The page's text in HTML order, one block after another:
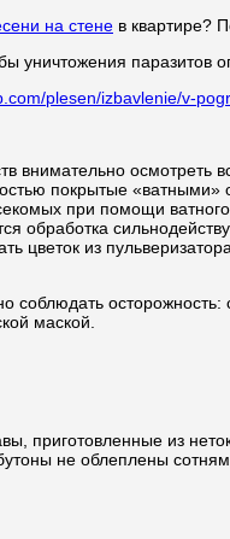
на стене в квартире?
уничтожения паразитов
plesen/izbavlenie/v-
внимательно осмотреть
покрытые
при помощи
обработка
цветок из
соблюдать
маской.
приготовленные из
не облеплены